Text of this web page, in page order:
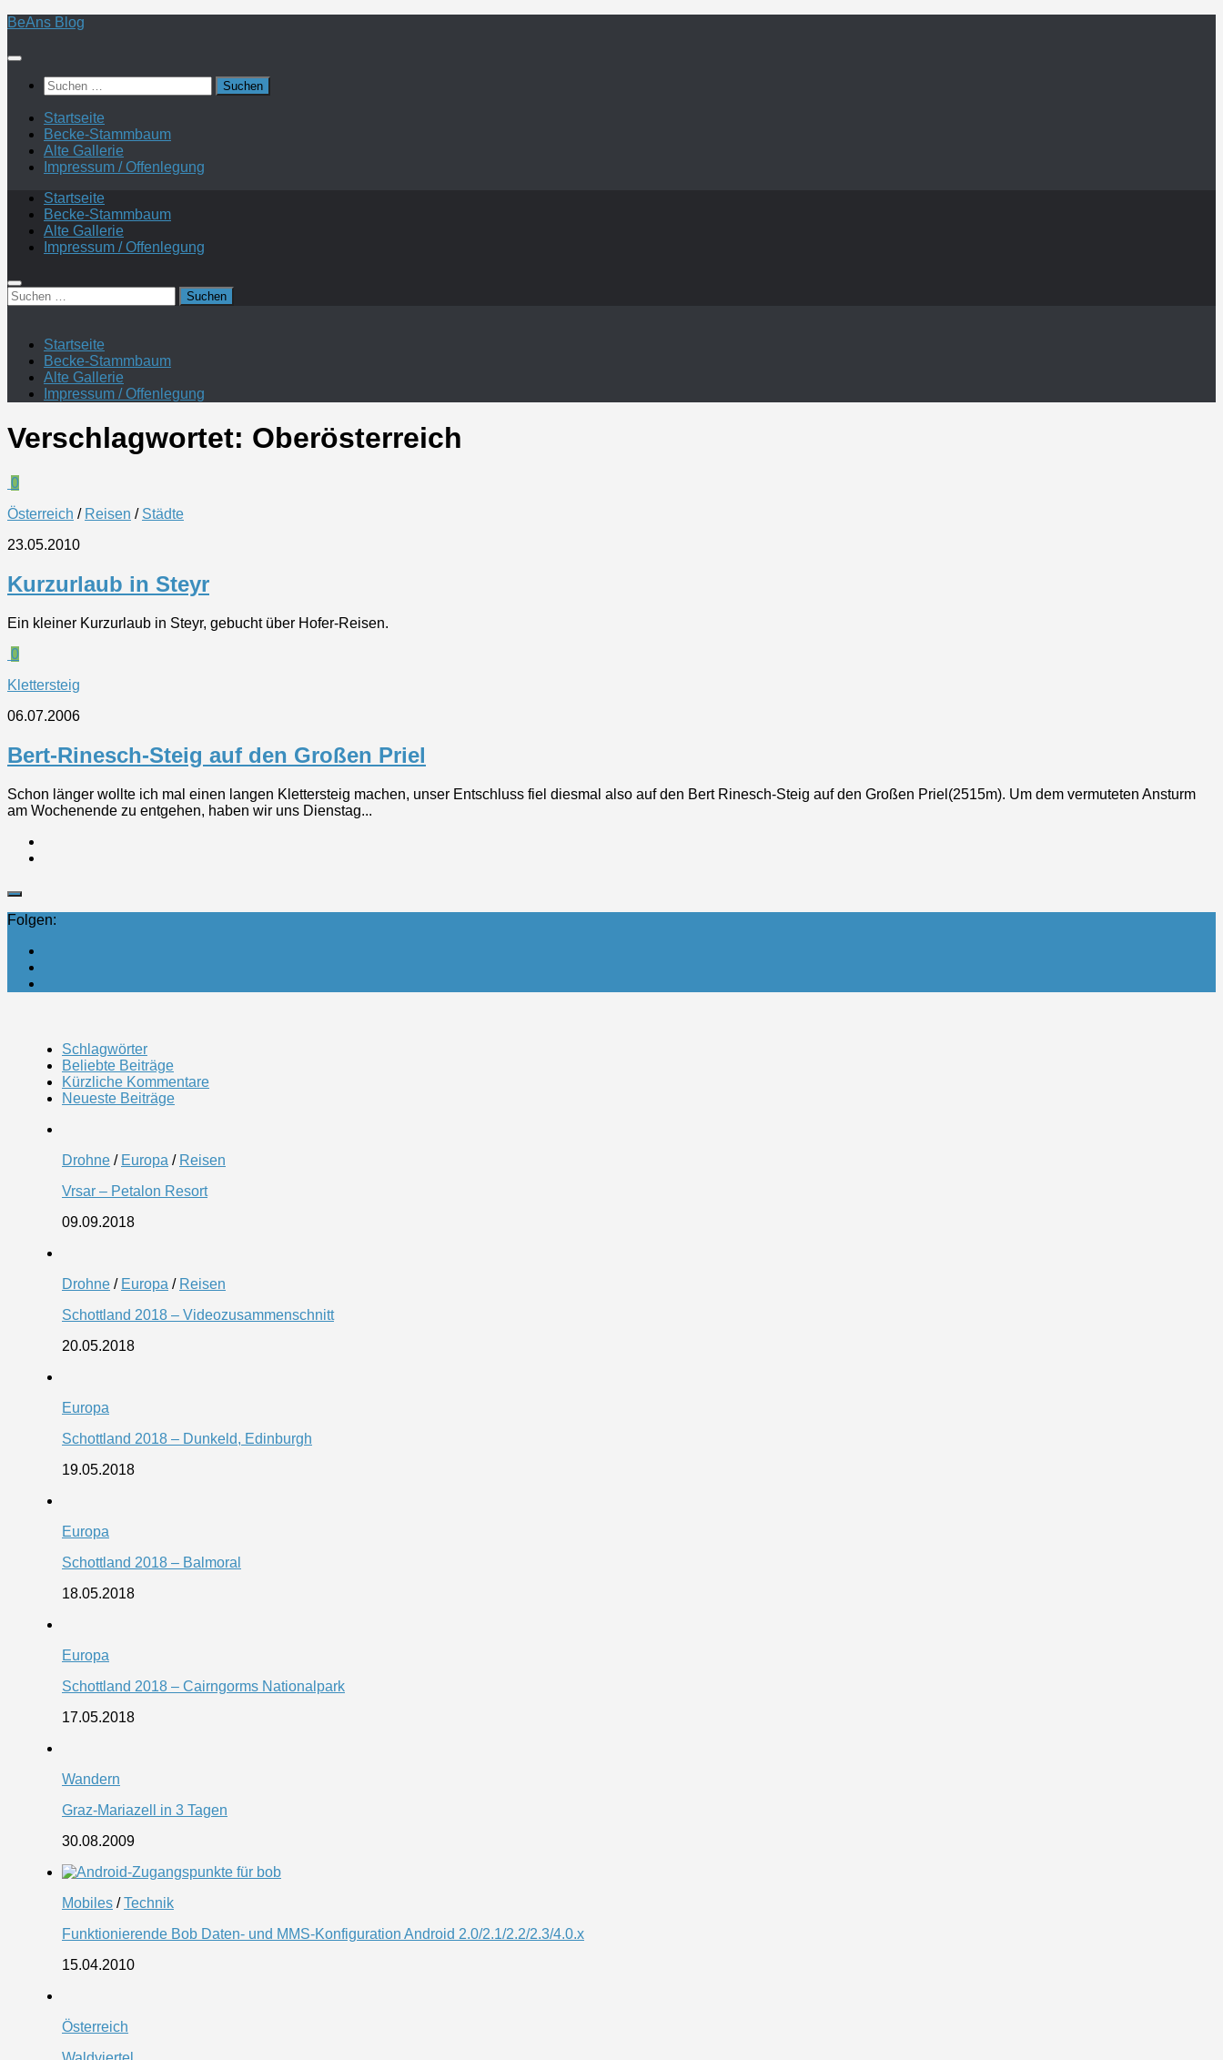
Zum
springen
BeAns Blog
Suchen
nach:
Startseite
Becke-Stammbaum
Alte Gallerie
Impressum / Offenlegung
Startseite
Becke-Stammbaum
Alte Gallerie
Impressum / Offenlegung
Suchen
nach:
Startseite
Becke-Stammbaum
Alte Gallerie
Impressum / Offenlegung
Verschlagwortet: Oberösterreich
0
Österreich / Reisen / Städte
23.05.2010
Kurzurlaub in Steyr
Ein kleiner Kurzurlaub in Steyr, gebucht über Hofer-Reisen.
0
Klettersteig
06.07.2006
Bert-Rinesch-Steig auf den Großen Priel
Schon länger wollte ich mal einen langen Klettersteig machen, unser Entschluss fiel diesmal also auf den Bert Rinesch-Steig auf den Großen Priel(2515m). Um dem vermuteten Ansturm
am Wochenende zu entgehen, haben wir uns Dienstag...
Folgen:
Schlagwörter
Beliebte Beiträge
Kürzliche Kommentare
Neueste Beiträge
Drohne / Europa / Reisen
Vrsar – Petalon Resort
09.09.2018
Drohne / Europa / Reisen
Schottland 2018 – Videozusammenschnitt
20.05.2018
Europa
Schottland 2018 – Dunkeld, Edinburgh
19.05.2018
Europa
Schottland 2018 – Balmoral
18.05.2018
Europa
Schottland 2018 – Cairngorms Nationalpark
17.05.2018
Wandern
Graz-Mariazell in 3 Tagen
30.08.2009
Mobiles /Technik
Funktionierende Bob Daten- und MMS-Konfiguration Android 2.0/2.1/2.2/2.3/4.0.x
15.04.2010
Österreich